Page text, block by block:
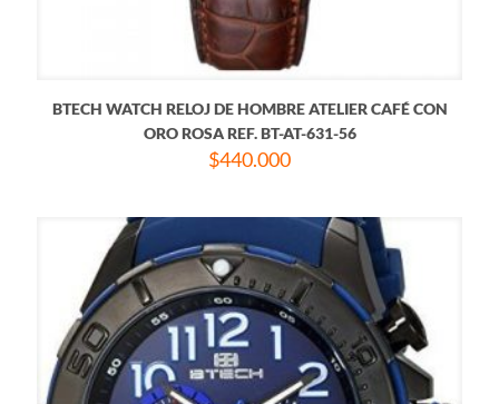
BTECH WATCH RELOJ DE HOMBRE ATELIER CAFÉ CON
ORO ROSA REF. BT-AT-631-56
$440.000